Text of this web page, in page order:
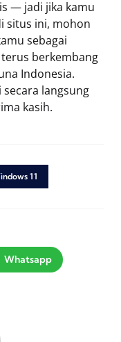
— jadi jika kamu
situs ini, mohon
sebagai
berkembang
Indonesia.
langsung
kasih.
11
Whatsapp